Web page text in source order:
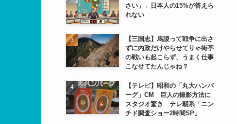
さい」←日本人の15%が答えら
れない
【三国志】馬謖って戦争に出さ
ずに内政だけやらせてりゃ街亭
の戦いも起こらず、うまく仕事
こなせてたんじゃね？
【テレビ】昭和の「丸大ハンバ
ーグ」CM 巨人の撮影方法に
スタジオ驚き テレ朝系「ニン
チド調査ショー2時間SP」